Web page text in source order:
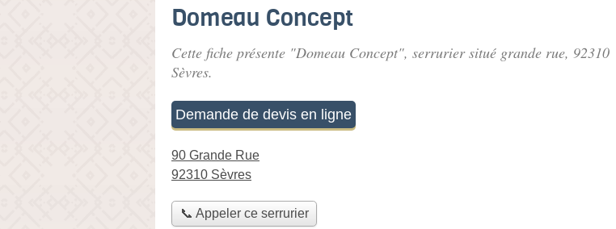
Domeau Concept
Cette fiche présente "Domeau Concept", serrurier situé grande rue, 92310
Sèvres.
Demande de devis en ligne
90 Grande Rue
92310 Sèvres
📞 Appeler ce serrurier